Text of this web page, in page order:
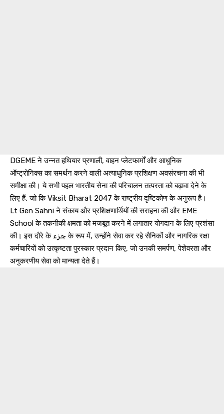
DGEME ने उन्नत हथियार प्रणाली, वाहन प्लेटफार्मों और आधुनिक
ऑप्ट्रोनिक्स का समर्थन करने वाली अत्याधुनिक प्रशिक्षण अवसंरचना की भी
समीक्षा की। ये सभी पहल भारतीय सेना की परिचालन तत्परता को बढ़ावा देने के
लिए हैं, जो कि Viksit Bharat 2047 के राष्ट्रीय दृष्टिकोण के अनुरूप है।
Lt Gen Sahni ने संकाय और प्रशिक्षणार्थियों की सराहना की और EME
School के तकनीकी क्षमता को मजबूत करने में लगातार योगदान के लिए प्रशंसा
की। इस दौरे के جزء के रूप में, उन्होंने सेवा कर रहे सैनिकों और नागरिक रक्षा
कर्मचारियों को उत्कृष्टता पुरस्कार प्रदान किए, जो उनकी समर्पण, पेशेवरता और
अनुकरणीय सेवा को मान्यता देते हैं।